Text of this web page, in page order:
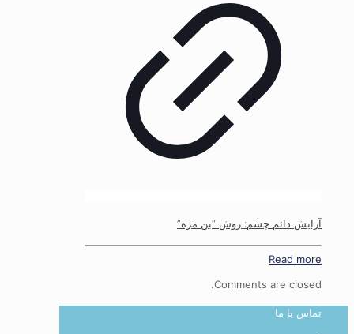
آرایش دائم چشم: روش “بن مژه”
Read more
Comments are closed.
تماس با ما